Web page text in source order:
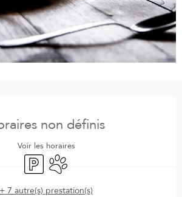
non définis
Voir les horaires
ParkingAnimaux acceptés
+ 7 autre(s) prestation(s)